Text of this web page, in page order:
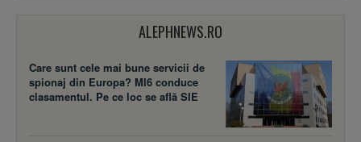
ALEPHNEWS.RO
Care sunt cele mai bune servicii de
spionaj din Europa? MI6 conduce
clasamentul. Pe ce loc se află SIE